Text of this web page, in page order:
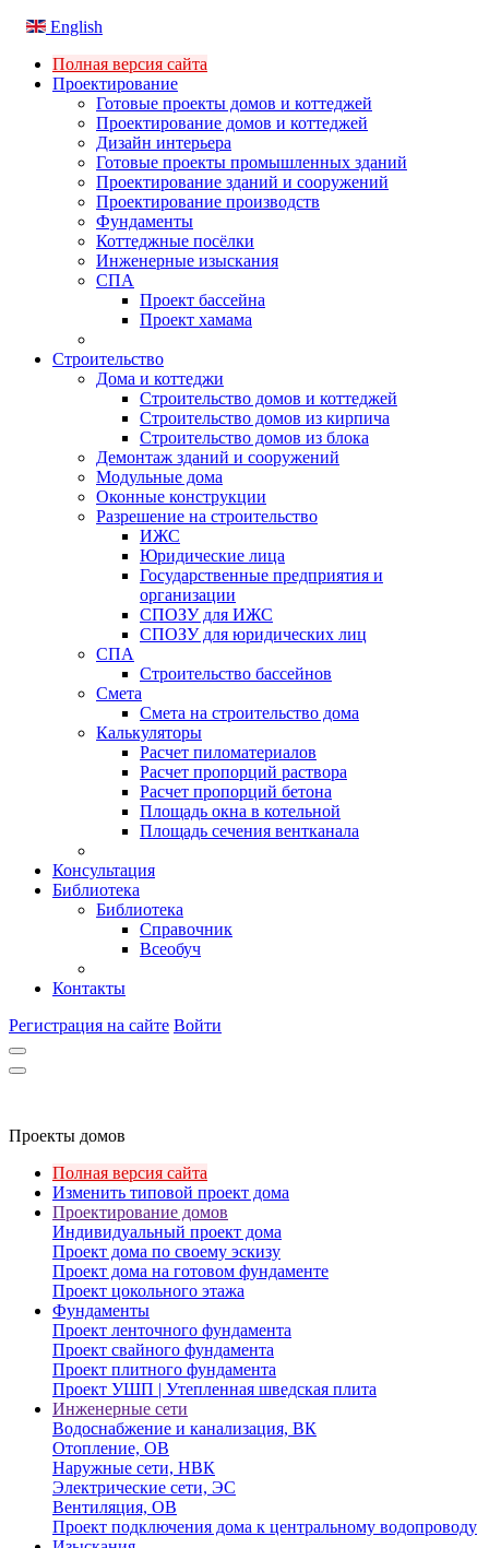
English
Полная версия сайта
Проектирование
Готовые проекты домов и коттеджей
Проектирование домов и коттеджей
Дизайн интерьера
Готовые проекты промышленных зданий
Проектирование зданий и сооружений
Проектирование производств
Фундаменты
Коттеджные посёлки
Инженерные изыскания
СПА
Проект бассейна
Проект хамама
Строительство
Дома и коттеджи
Строительство домов и коттеджей
Строительство домов из кирпича
Строительство домов из блока
Демонтаж зданий и сооружений
Модульные дома
Оконные конструкции
Разрешение на строительство
ИЖС
Юридические лица
Государственные предприятия и
организации
СПОЗУ для ИЖС
СПОЗУ для юридических лиц
СПА
Строительство бассейнов
Смета
Смета на строительство дома
Калькуляторы
Расчет пиломатериалов
Расчет пропорций раствора
Расчет пропорций бетона
Площадь окна в котельной
Площадь сечения вентканала
Консультация
Библиотека
Библиотека
Справочник
Всеобуч
Контакты
Регистрация на сайте Войти
Проекты домов
Полная версия сайта
Изменить типовой проект дома
Проектирование домов
Индивидуальный проект дома
Проект дома по своему эскизу
Проект дома на готовом фундаменте
Проект цокольного этажа
Фундаменты
Проект ленточного фундамента
Проект свайного фундамента
Проект плитного фундамента
Проект УШП | Утепленная шведская плита
Инженерные сети
Водоснабжение и канализация, ВК
Отопление, ОВ
Наружные сети, НВК
Электрические сети, ЭС
Вентиляция, ОВ
Проект подключения дома к центральному водопроводу